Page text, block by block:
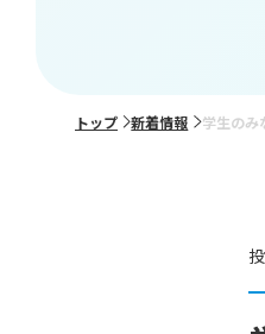
トップ 新着情報 学生のみ